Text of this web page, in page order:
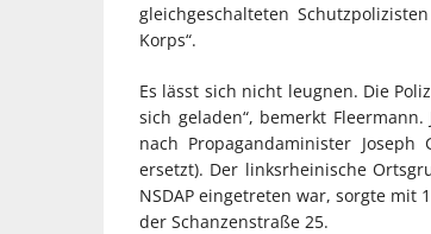
gleichgeschalteten
Korps“.
Es lässt sich nicht leugnen. Die
sich geladen“, bemerkt
nach Propagandaminister
ersetzt). Der linksrheinische
NSDAP eingetreten war, sorgte
der Schanzenstraße 25.